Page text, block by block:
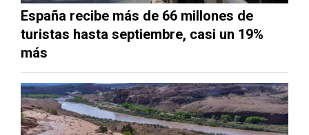
España recibe más de 66 millones de
turistas hasta septiembre, casi un 19%
más